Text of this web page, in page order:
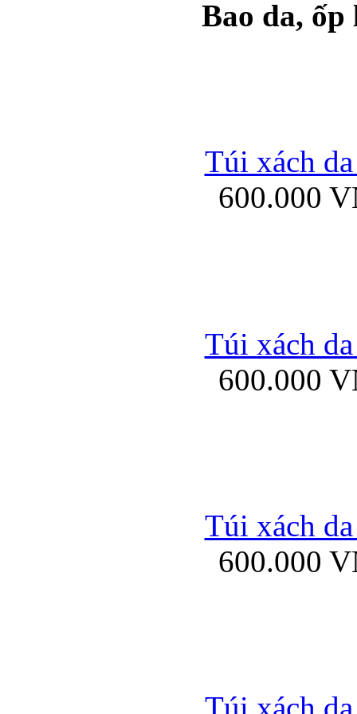
Ốp lưng silicon
Ốp lưng Samsung
Ốp lưng
Bao da,
Túi xách
600.000
Túi xách
600.000
Túi xách
600.000